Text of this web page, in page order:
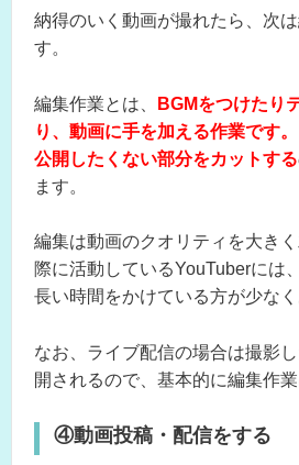
納得のいく動画が撮れたら、次
す。
編集作業とは、
BGMをつけたり
り、動画に手を加える作業です。
公開したくない部分をカットする
ます。
編集は動画のクオリティを大き
際に活動しているYouTuberには
長い時間をかけている方が少なく
なお、ライブ配信の場合は撮影
開されるので、基本的に編集作業
④動画投稿・配信をする